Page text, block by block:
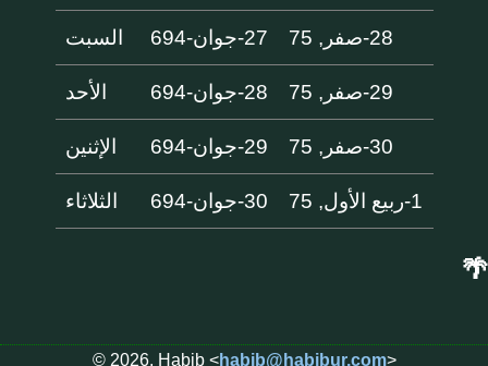
28-صفر, 75 27-جوان-694 السبت
29-صفر, 75 28-جوان-694 الأحد
30-صفر, 75 29-جوان-694 الإثنين
1-ربيع الأول, 75 30-جوان-694 الثلاثاء
🌴
© 2026, Habib <habib@habibur.com>